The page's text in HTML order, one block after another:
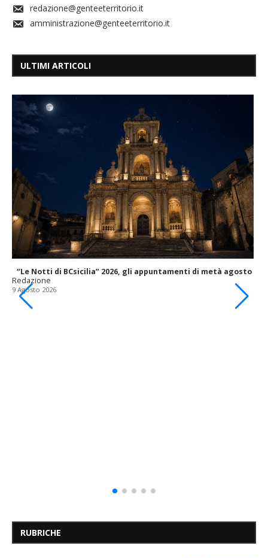
redazione@genteeterritorio.it
amministrazione@genteeterritorio.it
ULTIMI ARTICOLI
“Le Notti di BCsicilia” 2026, gli appuntamenti di metà agosto
Redazione
9 Agosto 2026
RUBRICHE